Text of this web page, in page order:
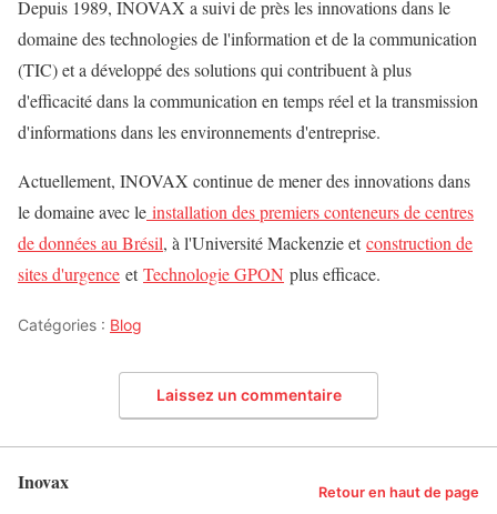
Depuis 1989, INOVAX a suivi de près les innovations dans le
domaine des technologies de l'information et de la communication
(TIC) et a développé des solutions qui contribuent à plus
d'efficacité dans la communication en temps réel et la transmission
d'informations dans les environnements d'entreprise.
Actuellement, INOVAX continue de mener des innovations dans
le domaine avec le installation des premiers conteneurs de centres
de données au Brésil, à l'Université Mackenzie etconstruction de
sites d'urgence etTechnologie GPON plus efficace.
Catégories : Blog
Laissez un commentaire
Inovax Retour en haut de page